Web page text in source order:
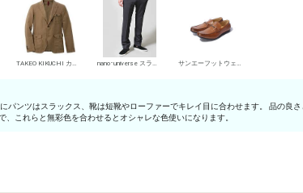
TAKEO KIKUCHI カジュアルジャケット nano･universe スラックス サンエーフットウェア ローファー
ンツはスラックス、靴は短靴やローファーでキレイ目に合わせます。 品の良
これらと無彩色を合わせるとオシャレな色使いになります。